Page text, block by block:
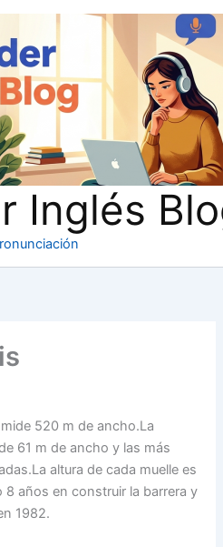
Inglés
520 m de ancho.La
61 m de ancho y las más
altura de cada muelle es
8 años en construir la barrera y
1982.